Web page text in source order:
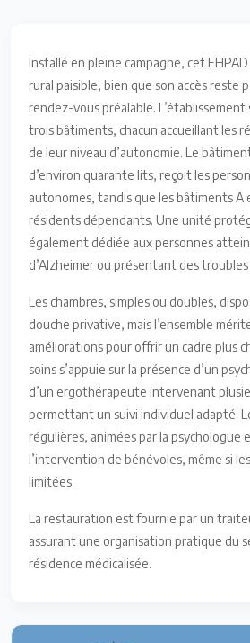
Installé en pleine campagne, cet
rural paisible, bien que son accès reste
rendez-vous préalable. L’établissement
trois bâtiments, chacun accueillant les
de leur niveau d’autonomie. Le
d’environ quarante lits, reçoit les
autonomes, tandis que les bâtiments A
résidents dépendants. Une unité
également dédiée aux personnes
d’Alzheimer ou présentant des
Les chambres, simples ou doubles,
douche privative, mais l’ensemble
améliorations pour offrir un cadre plus
soins s’appuie sur la présence d’un
d’un ergothérapeute intervenant
permettant un suivi individuel adapté.
régulières, animées par la psychologue
l’intervention de bénévoles, même si
limitées.
La restauration est fournie par un
assurant une organisation pratique du
résidence médicalisée.